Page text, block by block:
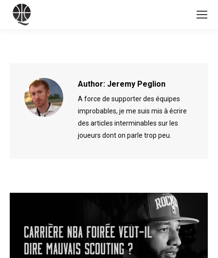
Author: Jeremy Peglion
A force de supporter des équipes
improbables, je me suis mis à écrire
des articles interminables sur les
joueurs dont on parle trop peu.